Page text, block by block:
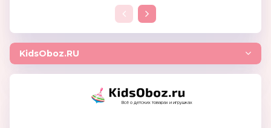
KidsOboz.RU
Всё о детских товарах и игрушках